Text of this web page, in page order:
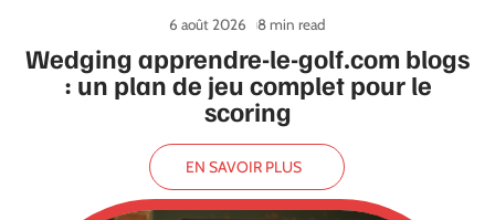
Wedging apprendre-le-golf.com blogs
: un plan de jeu complet pour le
scoring
6 août 2026 8 min read
EN SAVOIR PLUS